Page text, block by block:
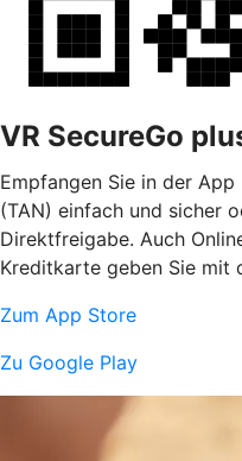
VR SecureGo
Empfangen Sie in der
(TAN) einfach und sicher
Direktfreigabe. Auch
Kreditkarte geben Sie mit
Zum App Store
Zu Google Play